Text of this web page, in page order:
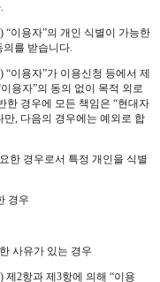
이용자”의 개인 식별이 가능한
의를 받습니다.
이용자”가 이용신청 등에서 제
용자”의 동의 없이 목적 외로
한 경우에 모든 책임은 “현대자
, 다음의 경우에는 예외로 합
한 경우로서 특정 개인을 식별
경우
사유가 있는 경우
2항과 제3항에 의해 “이용